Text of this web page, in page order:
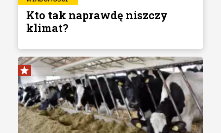
Kto tak naprawdę niszczy
klimat?